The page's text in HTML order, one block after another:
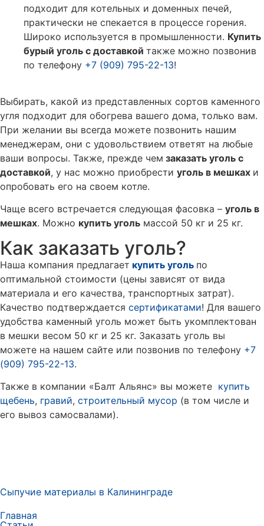
подходит для котельных и доменных печей,
практически не спекается в процессе горения.
Широко используется в промышленности. Купить
бурый уголь с доставкой также можно позвонив
по телефону +7 (909) 795-22-13!
Выбирать, какой из представленных сортов каменного
угля подходит для обогрева вашего дома, только вам.
При желании вы всегда можете позвонить нашим
менеджерам, они с удовольствием ответят на любые
ваши вопросы. Также, прежде чем заказать уголь с
доставкой, у нас можно приобрести уголь в мешках и
опробовать его на своем котле.
Чаще всего встречается следующая фасовка – уголь в
мешках. Можно купить уголь массой 50 кг и 25 кг.
Как заказать уголь?
Наша компания предлагает купить уголь по
оптимальной стоимости (цены зависят от вида
материала и его качества, транспортных затрат).
Качество подтверждается сертификатами! Для вашего
удобства каменный уголь может быть укомплектован
в мешки весом 50 кг и 25 кг. Заказать уголь вы
можете на нашем сайте или позвонив по телефону +7
(909) 795-22-13.
Также в компании «Балт Альянс» вы можете купить
щебень, гравий, строительный мусор (в том числе и
его вывоз самосвалами).
Сыпучие материалы в Калининграде
Главная